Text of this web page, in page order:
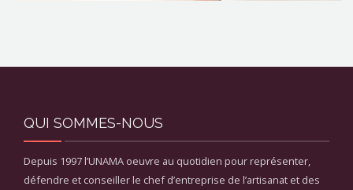
QUI SOMMES-NOUS
Depuis 1997 l’UNAMA oeuvre au quotidien pour représenter,
défendre et conseiller le chef d’entreprise de l’artisanat et des